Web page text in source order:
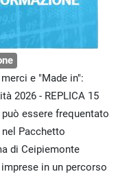
e "Made in":
2026 - REPLICA 15
essere frequentato
Pacchetto
di Ceipiemonte
in un percorso